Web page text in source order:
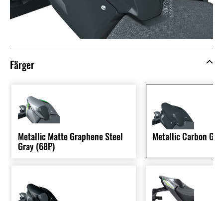
Färger
Metallic Matte Graphene Steel
Gray (68P)
Metallic Carbon